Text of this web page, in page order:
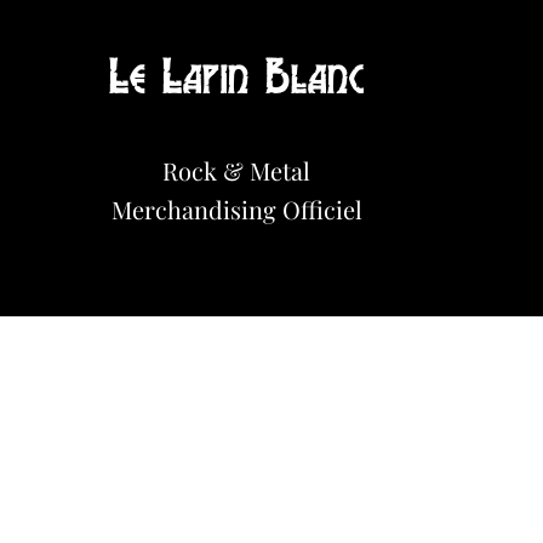
Le Lapin Blanc
Rock & Metal
Merchandising Officiel